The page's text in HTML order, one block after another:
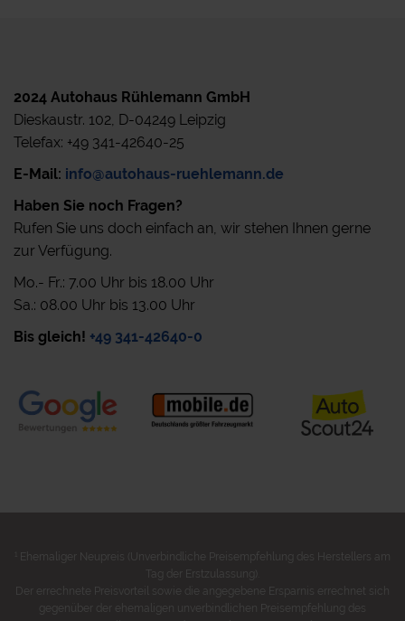
2024 Autohaus Rühlemann GmbH
Dieskaustr. 102, D-04249 Leipzig
Telefax: +49 341-42640-25
E-Mail: info@autohaus-ruehlemann.de
Haben Sie noch Fragen?
Rufen Sie uns doch einfach an, wir stehen Ihnen gerne
zur Verfügung.
Mo.- Fr.: 7.00 Uhr bis 18.00 Uhr
Sa.: 08.00 Uhr bis 13.00 Uhr
Bis gleich! +49 341-42640-0
Ehemaliger Neupreis (Unverbindliche Preisempfehlung des Herstellers am
Tag der Erstzulassung).
Der errechnete Preisvorteil sowie die angegebene Ersparnis errechnet sich
gegenüber der ehemaligen unverbindlichen Preisempfehlung des